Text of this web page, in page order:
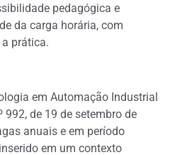
pedagógica e
da carga horária, com
prática.
em Automação Industrial
de 19 de setembro de
anuais e em período
em um contexto